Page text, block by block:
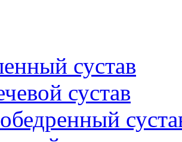
сустав
сустав